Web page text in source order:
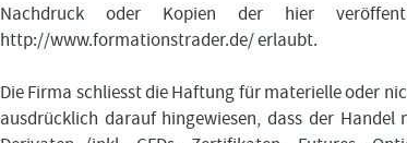
Nachdruck oder Kopien der hier
http://www.formationstrader.de/ erlaubt.
Die Firma schliesst die Haftung für materielle oder
ausdrücklich darauf hingewiesen, dass der